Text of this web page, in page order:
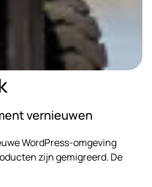
vernieuwen
WordPress-omgeving
zijn gemigreerd. De